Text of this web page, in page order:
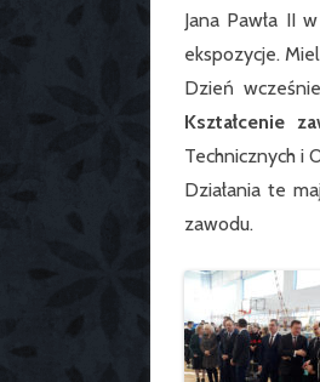
Jana Pawła II
ekspozycje.
Dzień
Kształcenie
Technicznych i
Działania te
zawodu.